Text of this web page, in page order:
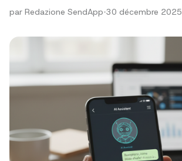
par Redazione SendApp•30 décembre 2025